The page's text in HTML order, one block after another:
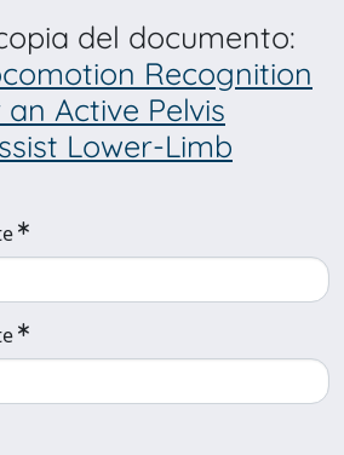
del documento:
Recognition
Active Pelvis
Lower-Limb